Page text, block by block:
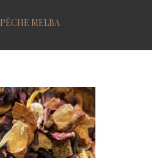
PÊCHE MELBA